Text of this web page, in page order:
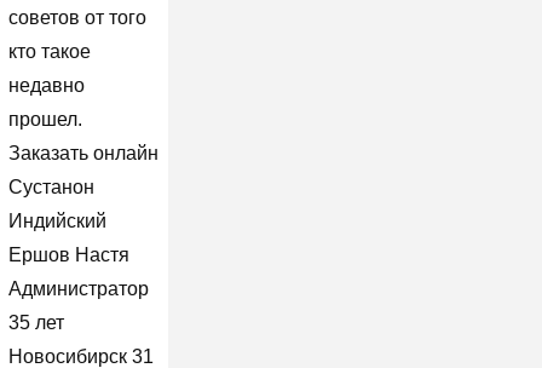
советов от того
кто такое
недавно
прошел.
Заказать онлайн
Сустанон
Индийский
Ершов Настя
Администратор
35 лет
Новосибирск 31